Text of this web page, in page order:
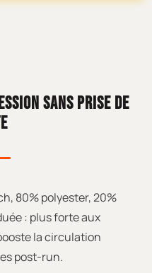
SANS PRISE DE
80% polyester, 20%
: plus forte aux
la circulation
post-run.